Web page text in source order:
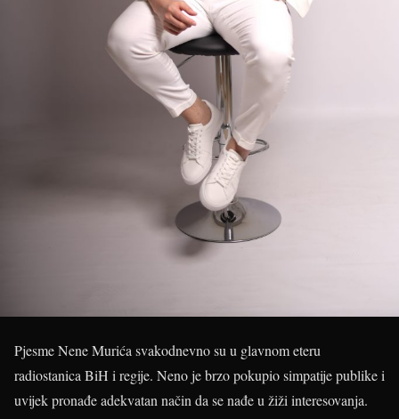
Pjesme Nene Murića svakodnevno su u glavnom eteru
radiostanica BiH i regije. Neno je brzo pokupio simpatije publike i
uvijek pronađe adekvatan način da se nađe u žiži interesovanja.